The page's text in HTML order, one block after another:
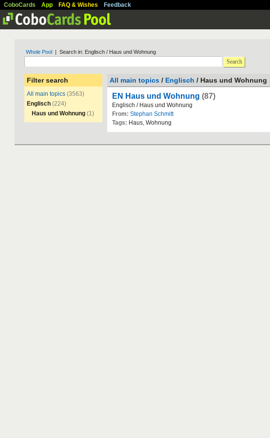
CoboCards App FAQ & Wishes Feedback
Whole Pool | Search in: Englisch / Haus und Wohnung
Search
Filter search
All main topics (3563)
Englisch (224)
Haus und Wohnung (1)
All main topics / Englisch / Haus und Wohnung
EN Haus und Wohnung (87)
Englisch / Haus und Wohnung
From: Stephan Schmitt
Tags: Haus, Wohnung